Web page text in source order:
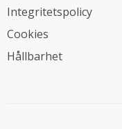
Integritetspolicy
Cookies
Hållbarhet